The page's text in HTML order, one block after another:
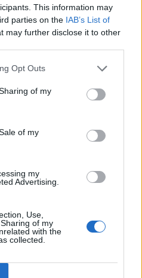
This information may
parties on the IAB’s List of
may further disclose it to other
Opt Outs
of my
of my
my
Advertising.
Use,
of my
with the
collected.
Zagallos recebe Mercado de
2026
João Sequeira torna-
2026